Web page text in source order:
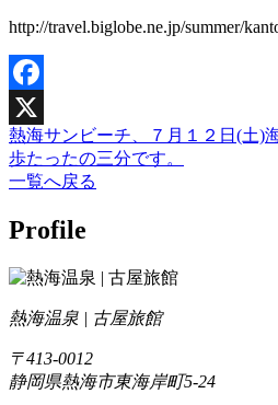
http://travel.biglobe.ne.jp/summer/
Facebook
X
熱海サンビーチ、７月１２日(土)
歩たったの三分です。
一覧へ戻る
Profile
熱海温泉 | 古屋旅館
〒413-0012
静岡県熱海市東海岸町5-24